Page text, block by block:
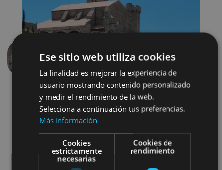
Anterior
Castillos y fortalezas
Ese sitio web utiliza cookies
La finalidad es mejorar la experiencia de
usuario mostrando contenido personalizado
y medir el rendimiento de la web.
Selecciona a continuación tus preferencias.
Más información
Cookies
estrictamente
necesarias
Cookies de
rendimiento